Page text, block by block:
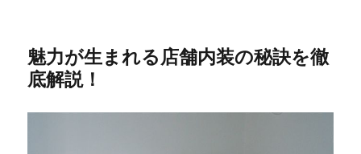
魅力が生まれる店舗内装の秘訣を徹
底解説！